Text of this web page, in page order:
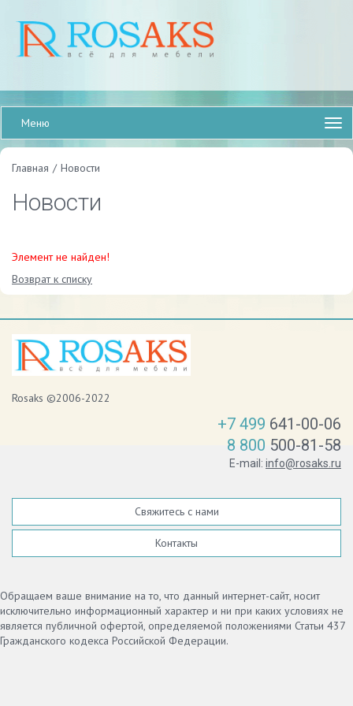
Меню
Главная / Новости
Новости
Элемент не найден!
Возврат к списку
Rosaks ©2006-2022
+7 499 641-00-06
8 800 500-81-58
E-mail: info@rosaks.ru
Свяжитесь с нами
Контакты
Обращаем ваше внимание на то, что данный интернет-сайт, носит
исключительно информационный характер и ни при каких условиях не
является публичной офертой, определяемой положениями Статьи 437
Гражданского кодекса Российской Федерации.